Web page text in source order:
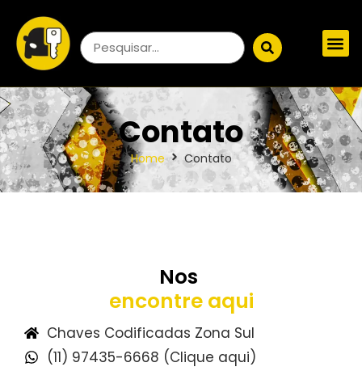
Contato
Home Contato
Nos
encontre aqui
Chaves Codificadas Zona Sul
(11) 97435-6668 (Clique aqui)